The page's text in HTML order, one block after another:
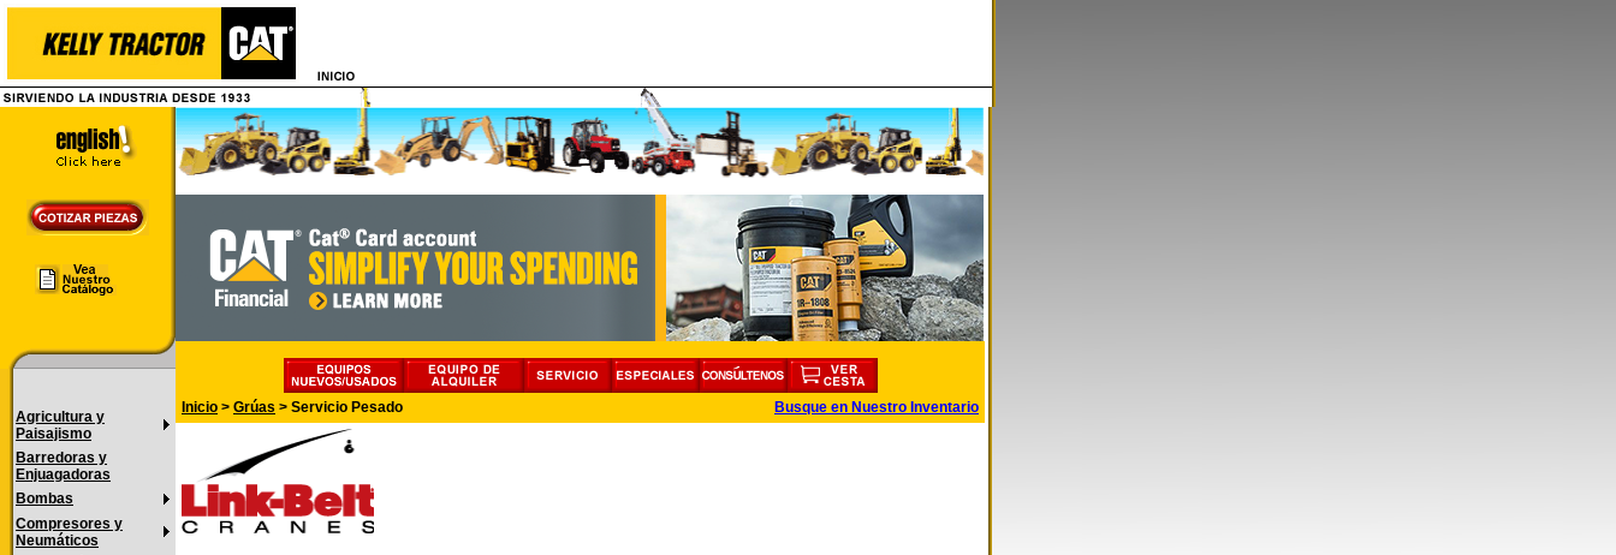
Agricultura y
Paisajismo
Barredoras y
Enjuagadoras
Bombas
Compresores y
Neumáticos
Inicio > Grúas > Servicio Pesado Busque en Nuestro Inventario